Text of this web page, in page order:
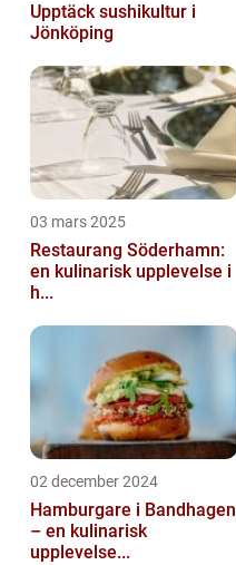
Upptäck sushikultur i
Jönköping
03 mars 2025
Restaurang Söderhamn:
en kulinarisk upplevelse i
h...
02 december 2024
Hamburgare i Bandhagen
– en kulinarisk
upplevelse...